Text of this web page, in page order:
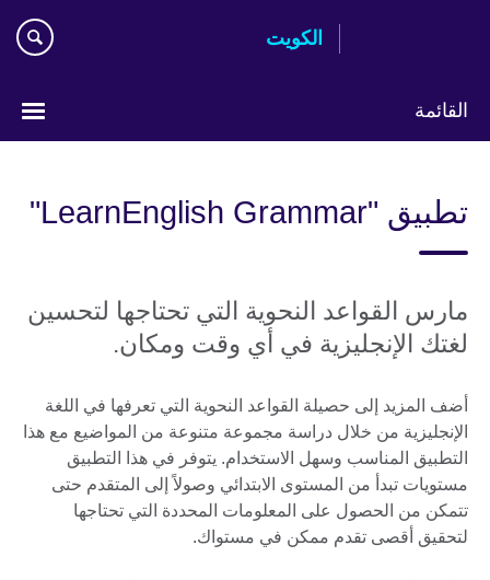
الكويت
القائمة
تطبيق "LearnEnglish Grammar"
مارس القواعد النحوية التي تحتاجها لتحسين
لغتك الإنجليزية في أي وقت ومكان.
أضف المزيد إلى حصيلة القواعد النحوية التي تعرفها في اللغة
الإنجليزية من خلال دراسة مجموعة متنوعة من المواضيع مع هذا
التطبيق المناسب وسهل الاستخدام. يتوفر في هذا التطبيق
مستويات تبدأ من المستوى الابتدائي وصولاً إلى المتقدم حتى
تتمكن من الحصول على المعلومات المحددة التي تحتاجها
لتحقيق أقصى تقدم ممكن في مستواك.